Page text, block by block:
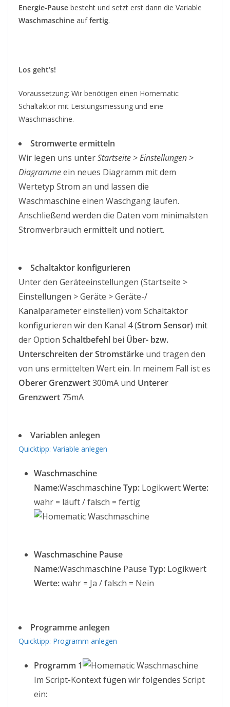
Energie-Pause besteht und setzt erst dann die Variable
Waschmaschine auffertig.
Los geht’s!
Voraussetzung: Wir benötigen einen Homematic
Schaltaktor mit Leistungsmessung und eine
Waschmaschine.
Stromwerte ermitteln
Wir legen uns unterStartseite > Einstellungen >
Diagrammeein neues Diagramm mit dem
Wertetyp Strom an und lassen die
Waschmaschine einen Waschgang laufen.
Anschließend werden die Daten vom minimalsten
Stromverbrauch ermittelt und notiert.
Schaltaktor konfigurieren
Unter den Geräteeinstellungen (Startseite >
Einstellungen > Geräte > Geräte-/
Kanalparameter einstellen) vom Schaltaktor
konfigurieren wir den Kanal 4 (Strom Sensor) mit
der Option Schaltbefehl bei Über- bzw.
Unterschreiten der Stromstärke und tragen den
von uns ermittelten Wert ein. In meinem Fall ist es
Oberer Grenzwert300mA und Unterer
Grenzwert 75mA
Variablen anlegen
Quicktipp: Variable anlegen
Waschmaschine
Name:Waschmaschine Typ: LogikwertWerte:
wahr = läuft / falsch = fertig
Waschmaschine Pause
Name:Waschmaschine Pause Typ: Logikwert
Werte:wahr = Ja / falsch = Nein
Programme anlegen
Quicktipp: Programm anlegen
Programm 1
Im Script-Kontext fügen wir folgendes Script
ein: